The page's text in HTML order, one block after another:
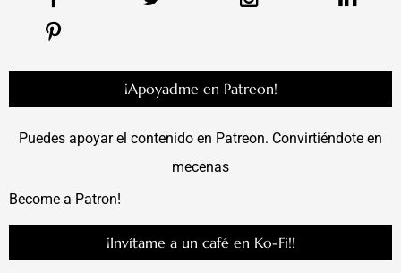
¡Apoyadme en Patreon!
Puedes apoyar el contenido en Patreon. Convirtiéndote en
mecenas
Become a Patron!
¡Invítame a un café en Ko-Fi!!